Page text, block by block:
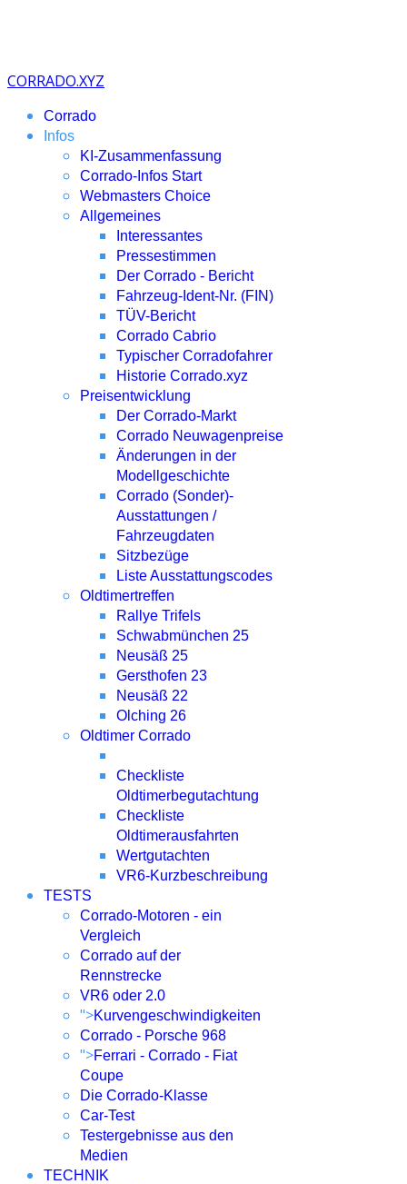
CORRADO.XYZ
Corrado
Infos
KI-Zusammenfassung
Corrado-Infos Start
Webmasters Choice
Allgemeines
Interessantes
Pressestimmen
Der Corrado - Bericht
Fahrzeug-Ident-Nr. (FIN)
TÜV-Bericht
Corrado Cabrio
Typischer Corradofahrer
Historie Corrado.xyz
Preisentwicklung
Der Corrado-Markt
Corrado Neuwagenpreise
Änderungen in der
Modellgeschichte
Corrado (Sonder)-
Ausstattungen /
Fahrzeugdaten
Sitzbezüge
Liste Ausstattungscodes
Oldtimertreffen
Rallye Trifels
Schwabmünchen 25
Neusäß 25
Gersthofen 23
Neusäß 22
Olching 26
Oldtimer Corrado
Checkliste
Oldtimerbegutachtung
Checkliste
Oldtimerausfahrten
Wertgutachten
VR6-Kurzbeschreibung
TESTS
Corrado-Motoren - ein
Vergleich
Corrado auf der
Rennstrecke
VR6 oder 2.0
">Kurvengeschwindigkeiten
Corrado - Porsche 968
">Ferrari - Corrado - Fiat
Coupe
Die Corrado-Klasse
Car-Test
Testergebnisse aus den
Medien
TECHNIK